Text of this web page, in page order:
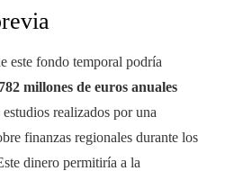
este fondo temporal podría
millones de euros anuales
realizados por una
finanzas regionales durante los
dinero permitiría a la